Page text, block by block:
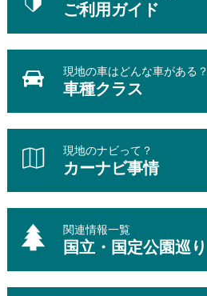
ご利用ガイド
現地の車はどんな車がある？
車種クラス
現地のナビって？
カーナビ事情
関連情報一覧
国立・国定公園巡り